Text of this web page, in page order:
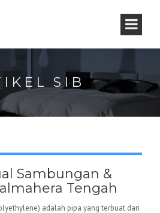
SIB
Sambungan &
Tengah
adalah pipa yang terbuat dari